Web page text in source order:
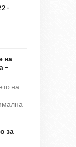
-
на
–
на
за